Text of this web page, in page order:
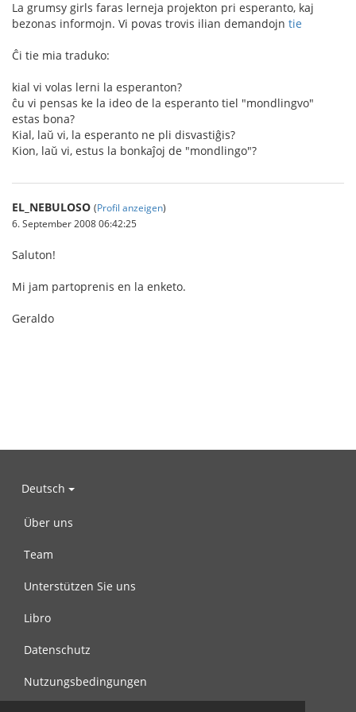
La grumsy girls faras lerneja projekton pri esperanto, kaj
bezonas informojn. Vi povas trovis ilian demandojn tie
Ĉi tie mia traduko:
kial vi volas lerni la esperanton?
ĉu vi pensas ke la ideo de la esperanto tiel "mondlingvo"
estas bona?
Kial, laŭ vi, la esperanto ne pli disvastiĝis?
Kion, laŭ vi, estus la bonkaĵoj de "mondlingo"?
EL_NEBULOSO (Profil anzeigen)
6. September 2008 06:42:25
Saluton!
Mi jam partoprenis en la enketo.
Geraldo
Deutsch
Über uns
Team
Unterstützen Sie uns
Libro
Datenschutz
Nutzungsbedingungen